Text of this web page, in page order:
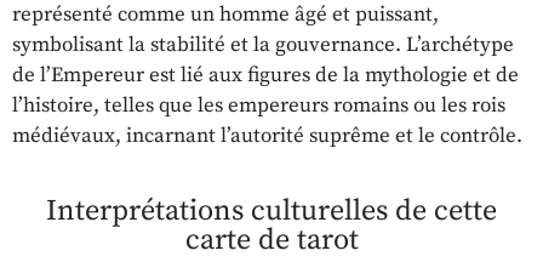
représenté comme un homme âgé et puissant,
symbolisant la stabilité et la gouvernance. L’archétype
de l’Empereur est lié aux figures de la mythologie et de
l’histoire, telles que les empereurs romains ou les rois
médiévaux, incarnant l’autorité suprême et le contrôle.
Interprétations culturelles de cette
carte de tarot